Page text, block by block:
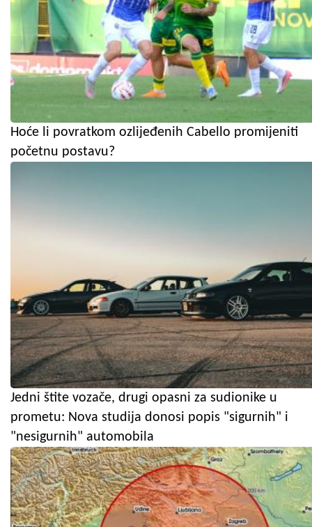
Hoće li povratkom ozlijeđenih Cabello promijeniti
početnu postavu?
Jedni štite vozače, drugi opasni za sudionike u
prometu: Nova studija donosi popis "sigurnih" i
"nesigurnih" automobila